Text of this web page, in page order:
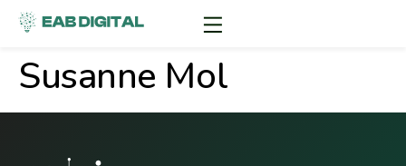
Susanne Mol